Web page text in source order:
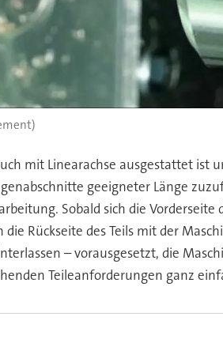
mit Linearachse ausgestattet ist
geeigneter Länge
Sobald sich die Vorderseite
Rückseite des Teils mit der
– vorausgesetzt, die
Teileanforderungen ganz